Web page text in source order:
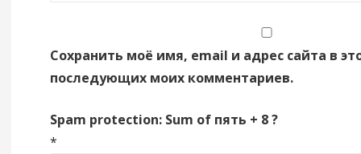
Сохранить моё имя, email и адрес сайта в
последующих моих комментариев.
Spam protection: Sum of пять + 8 ?
*